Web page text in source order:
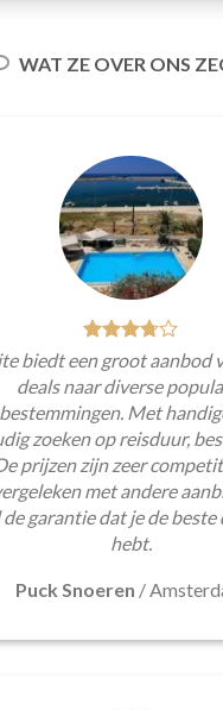
WAT ZE OVER ONS
biedt een groot aanbod
deals naar diverse
Met
zoeken op reisduur,
prijzen zijn zeer
met andere
garantie dat je de beste
hebt.
Puck Snoeren /